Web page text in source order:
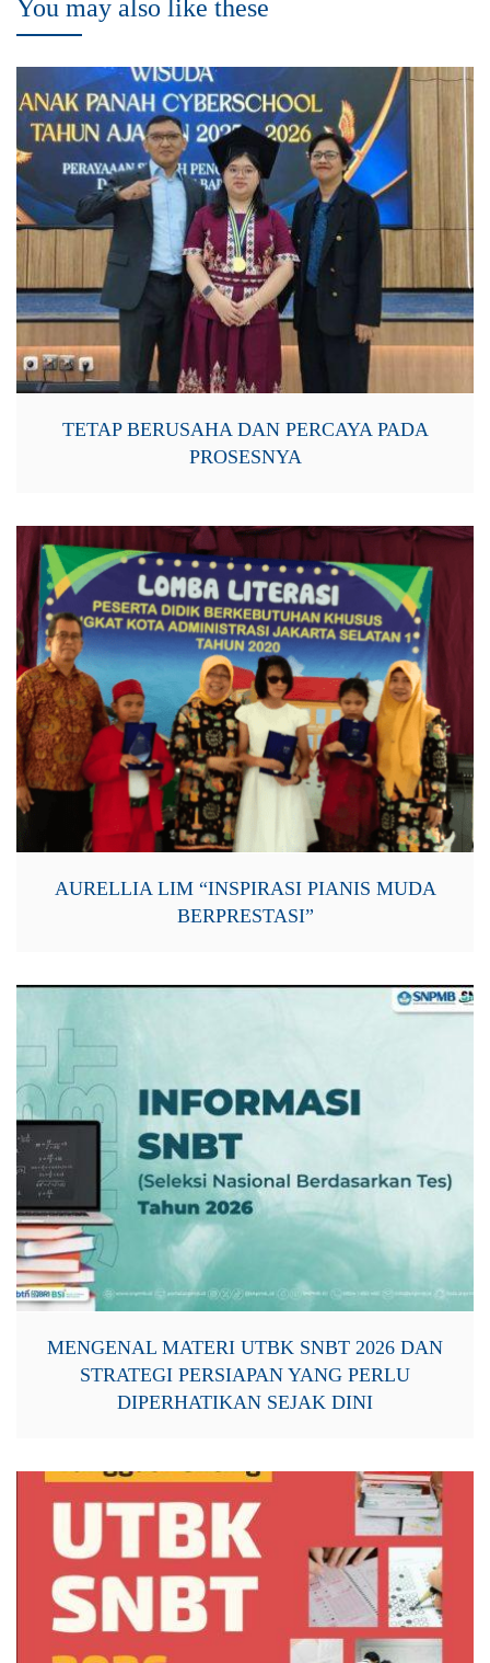
You may also like these
TETAP BERUSAHA DAN PERCAYA PADA
PROSESNYA
AURELLIA LIM “INSPIRASI PIANIS MUDA
BERPRESTASI”
MENGENAL MATERI UTBK SNBT 2026 DAN
STRATEGI PERSIAPAN YANG PERLU
DIPERHATIKAN SEJAK DINI